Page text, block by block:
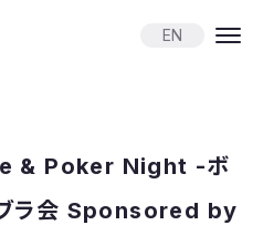
EN
& Poker Night -ボ
ブラ会 Sponsored by